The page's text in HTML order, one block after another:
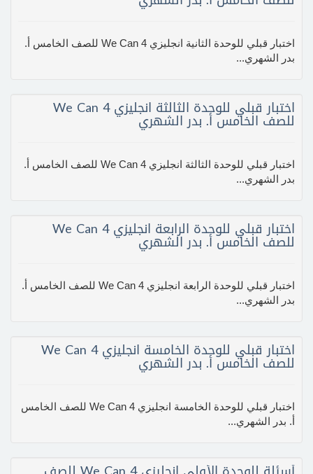
اختبار قبلي للوحدة الثانية انجليزي We Can 4 للصف الخامس أ.
بدر الشهري...
اختبار قبلي للوحدة الثالثة انجليزي We Can 4
للصف الخامس أ. بدر الشهري
اختبار قبلي للوحدة الثالثة انجليزي We Can 4 للصف الخامس أ.
بدر الشهري...
اختبار قبلي للوحدة الرابعة انجليزي We Can 4
للصف الخامس أ. بدر الشهري
اختبار قبلي للوحدة الرابعة انجليزي We Can 4 للصف الخامس أ.
بدر الشهري...
اختبار قبلي للوحدة الخامسة انجليزي We Can 4
للصف الخامس أ. بدر الشهري
اختبار قبلي للوحدة الخامسة انجليزي We Can 4 للصف الخامس
أ. بدر الشهري...